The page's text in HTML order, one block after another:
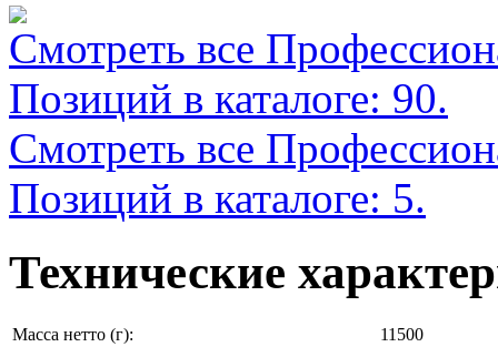
Смотреть все
Позиций в каталоге: 90.
Смотреть все
Позиций в каталоге: 5.
Технические
Масса нетто (г):
11500